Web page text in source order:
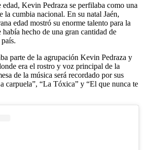
Kevin Pedraza se perfilaba como una
la cumbia nacional. En su natal Jaén,
edad mostró su enorme talento para la
había hecho de una gran cantidad de
parte de la agrupación Kevin Pedraza y
era el rostro y voz principal de la
de la música será recordado por sus
carpuela”, “La Tóxica” y “El que nunca te